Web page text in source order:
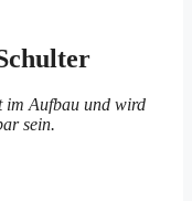
im Aufbau und wird
sein.